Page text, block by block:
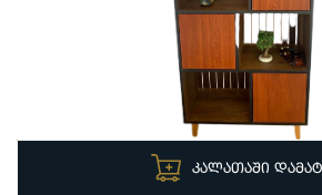
ᲙᲐᲚᲐᲗᲐᲨᲘ